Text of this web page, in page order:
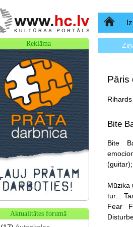
Pāris
Bite
Bite
Mūzika
tur...
Fear
Reklāma
Aktualitātes forumā